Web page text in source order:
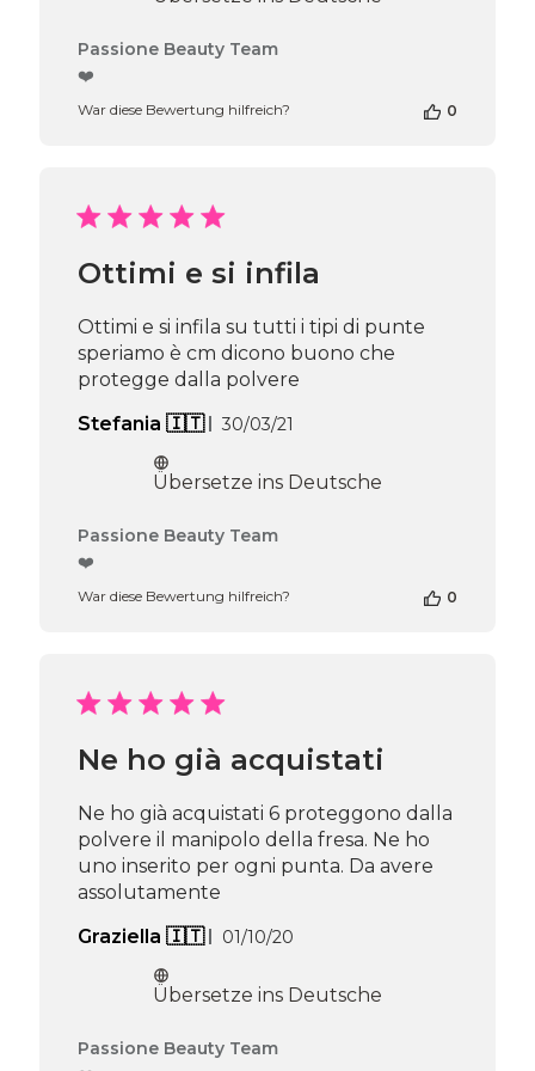
Kommentare
Inhabers
am
Apr
16
2026
Passione Beauty Team
❤️
War diese Bewertung hilfreich? 0
Ottimi e si infila
Ottimi e si infila su tutti i tipi di punte
speriamo è cm dicono buono che
protegge dalla polvere
Stefania 🇮🇹
Veröffentlichungsdatum
30/03/21
Übersetze ins Deutsche
Kommentare
Inhabers
am
Thu
Apr
16
2026
Passione Beauty Team
❤️
War diese Bewertung hilfreich? 0
Ne ho già acquistati
Ne ho già acquistati 6 proteggono dalla
polvere il manipolo della fresa. Ne ho
uno inserito per ogni punta. Da avere
assolutamente
Graziella 🇮🇹
Veröffentlichungsdatum
01/10/20
Übersetze ins Deutsche
Kommentare
Passione Beauty Team